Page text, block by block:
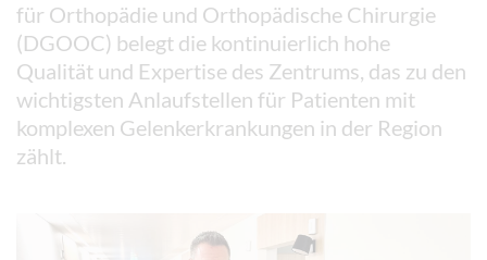
für Orthopädie und Orthopädische Chirurgie
(DGOOC) belegt die kontinuierlich hohe
Qualität und Expertise des Zentrums, das zu den
wichtigsten Anlaufstellen für Patienten mit
komplexen Gelenkerkrankungen in der Region
zählt.